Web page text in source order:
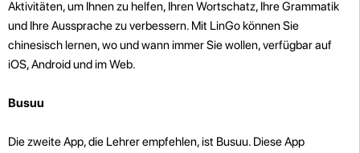
Aktivitäten, um Ihnen zu helfen, Ihren Wortschatz, Ihre Grammatik
und Ihre Aussprache zu verbessern. Mit LinGo können Sie
chinesisch lernen, wo und wann immer Sie wollen, verfügbar auf
iOS, Android und im Web.
Busuu
Die zweite App, die Lehrer empfehlen, ist Busuu. Diese App